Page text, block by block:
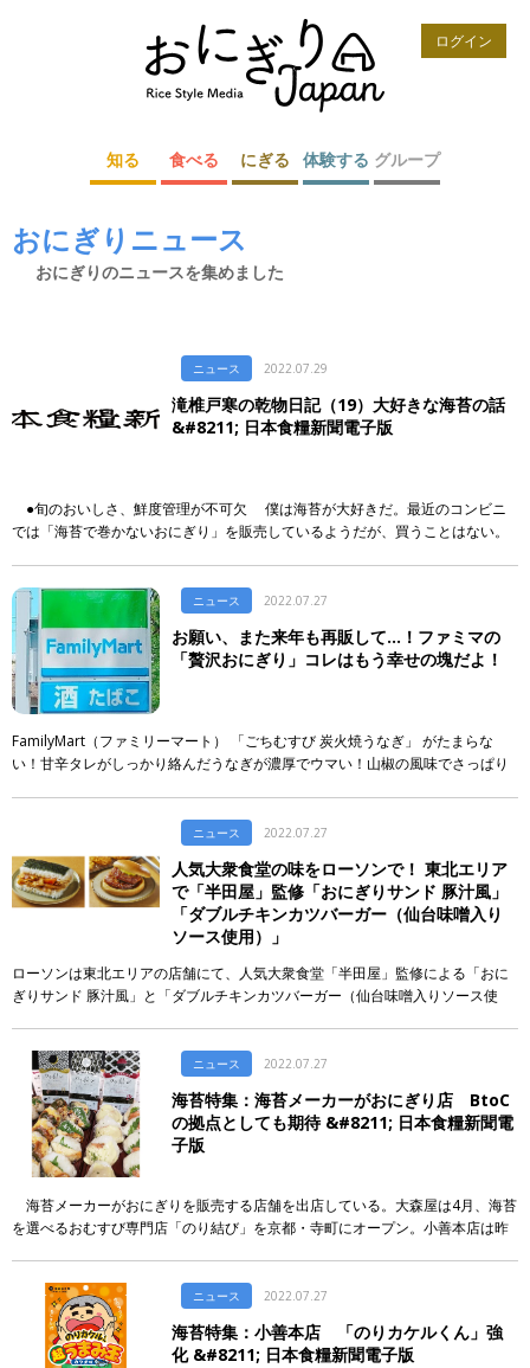
ログイン
知る 食べる にぎる 体験する グループ
おにぎりニュース
おにぎりのニュースを集めました
ニュース 2022.07.29
滝椎戸寒の乾物日記（19）大好きな海苔の話
&#8211; 日本食糧新聞電子版
●旬のおいしさ、鮮度管理が不可欠 僕は海苔が大好きだ。最近のコンビニ
では「海苔で巻かないおにぎり」を販売しているようだが、買うことはない。
ニュース 2022.07.27
お願い、また来年も再販して…！ファミマの
「贅沢おにぎり」コレはもう幸せの塊だよ！
FamilyMart（ファミリーマート） 「ごちむすび 炭火焼うなぎ」 がたまらな
い！甘辛タレがしっかり絡んだうなぎが濃厚でウマい！山椒の風味でさっぱり
ニュース 2022.07.27
人気大衆食堂の味をローソンで！ 東北エリア
で「半田屋」監修「おにぎりサンド 豚汁風」
「ダブルチキンカツバーガー（仙台味噌入り
ソース使用）」
ローソンは東北エリアの店舗にて、人気大衆食堂「半田屋」監修による「おに
ぎりサンド 豚汁風」と「ダブルチキンカツバーガー（仙台味噌入りソース使
ニュース 2022.07.27
海苔特集：海苔メーカーがおにぎり店 BtoC
の拠点としても期待 &#8211; 日本食糧新聞電
子版
海苔メーカーがおにぎりを販売する店舗を出店している。大森屋は4月、海苔
を選べるおむすび専門店「のり結び」を京都・寺町にオープン。小善本店は昨
ニュース 2022.07.27
海苔特集：小善本店 「のりカケルくん」強
化 &#8211; 日本食糧新聞電子版